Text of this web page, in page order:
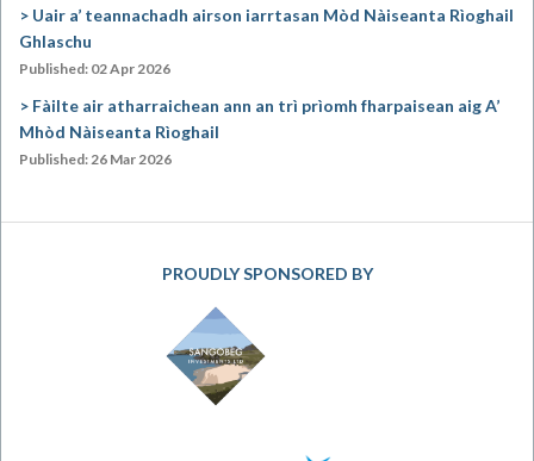
Uair a’ teannachadh airson iarrtasan Mòd Nàiseanta Rìoghail
Ghlaschu
Published: 02 Apr 2026
Fàilte air atharraichean ann an trì prìomh fharpaisean aig A’
Mhòd Nàiseanta Rìoghail
Published: 26 Mar 2026
PROUDLY SPONSORED BY